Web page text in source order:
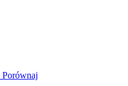
Porównaj